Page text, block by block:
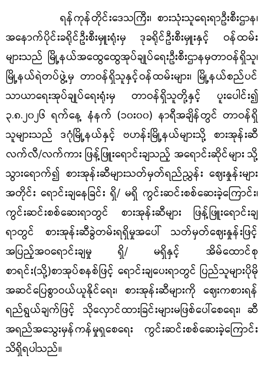
ရန်ကုန်တိုင်းဒေသကြီး၊ စားသုံးသူရေးရာဦးစီးဌာန၊
အနောက်ပိုင်းခရိုင်ဦးစီးမှူးရုံးမှ ဒုခရိုင်ဦးစီးမှူးနှင့် ဝန်ထမ်း
များသည် မြို့နယ်အထွေထွေအုပ်ချုပ်ရေးဦးစီးဌာနမှတာဝန်ရှိသူ၊
မြို့နယ်ရဲတပ်ဖွဲ့မှ တာဝန်ရှိသူနှင့်ဝန်ထမ်းများ၊ မြို့နယ်စည်ပင်
သာယာ‌ရေးအုပ်ချုပ်ရေးရုံးမှ တာဝန်ရှိသူတို့နှင့် ပူးပေါင်း၍
၃.၈.၂၀၂၆ ရက်နေ့ နံနက် (၁၀း၀၀) နာရီအချိန်တွင် တာဝန်ရှိ
သူများသည် ဒဂုံမြို့နယ်နှင့် ဗဟန်းမြို့နယ်များသို့ စားအုန်းဆီ
လက်လီ/လက်ကား ဖြန့်ဖြူးရောင်းချသည့် အရောင်းဆိုင်များ သို့
သွားရောက်၍ စားအုန်းဆီများသတ်မှတ်ရည်ညွှန်း ဈေးနှုန်းများ
အတိုင်း ရောင်းချနေခြင်း ရှိ/ မရှိ ကွင်းဆင်းစစ်ဆေးခဲ့ကြောင်း၊
ကွင်းဆင်းစစ်ဆေးရာတွင် စားအုန်းဆီများ ဖြန့်ဖြူးရောင်းချ
ရာတွင် စားအုန်းဆီခွဲတမ်းရရှိမှုအပေါ် သတ်မှတ်ဈေးနှုန်းဖြင့်
အပြည့်အဝရောင်းချမှု ရှိ/ မရှိနှင့် အိမ်ထောင်စု
စာရင်း(သို့)စာအုပ်စနစ်ဖြင့် ရောင်းချပေးရာတွင် ပြည်သူများပိုမို
အဆင်ပြေစွာဝယ်ယူနိုင်ရေး၊ စားအုန်းဆီများကို ဈေးကစားရန်
ရည်ရွယ်ချက်ဖြင့် သိုလှောင်ထားခြင်းများမဖြစ်ပေါ်စေရေး၊ ဆီ
အရည်အသွေးမှန်ကန်မှုရှစေရေး ကွင်းဆင်းစစ်ဆေးခဲ့ကြောင်း
သိရှိရပါသည်။